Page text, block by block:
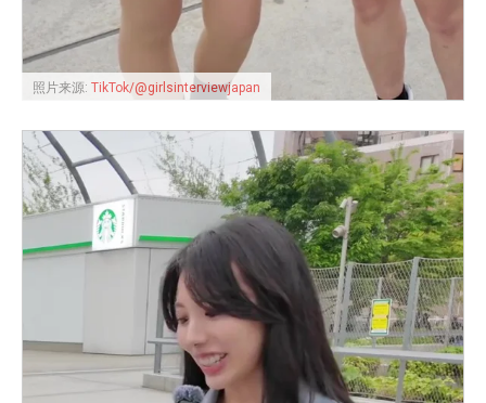
照片来源: TikTok/@girlsinterviewjapan